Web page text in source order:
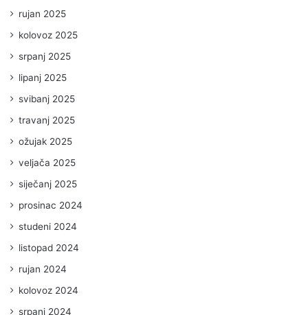
rujan 2025
kolovoz 2025
srpanj 2025
lipanj 2025
svibanj 2025
travanj 2025
ožujak 2025
veljača 2025
siječanj 2025
prosinac 2024
studeni 2024
listopad 2024
rujan 2024
kolovoz 2024
srpanj 2024